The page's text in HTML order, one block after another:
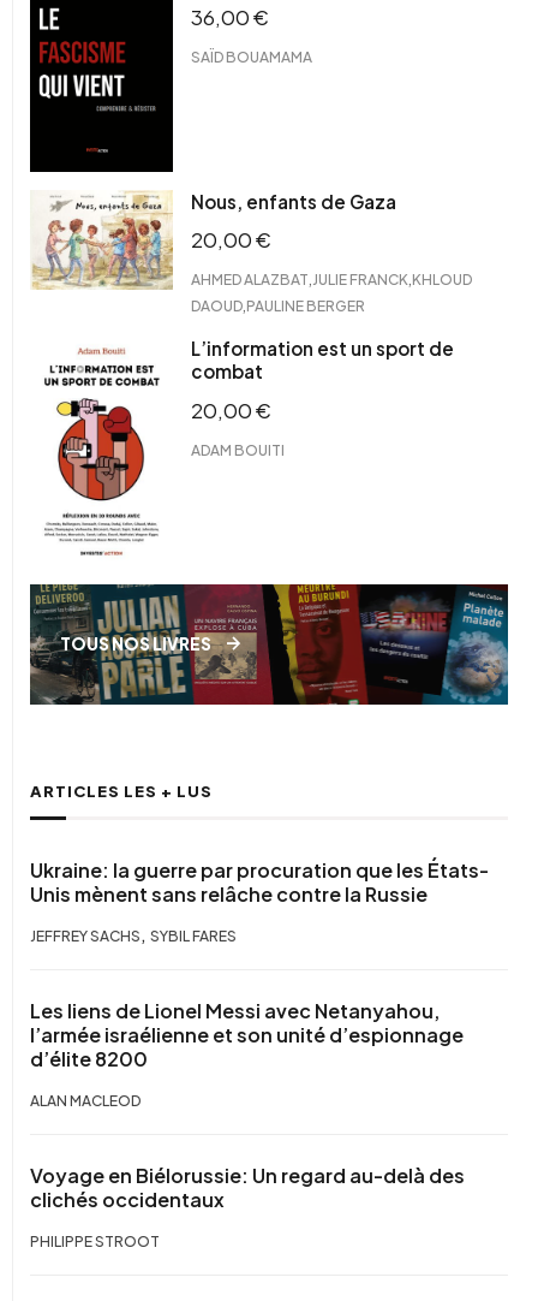
36,00€
SAÏD BOUAMAMA
Nous, enfants de Gaza
20,00€
AHMED ALAZBAT JULIE FRANCK KHLOUD
DAOUD PAULINE BERGER
L’information est un sport de
combat
20,00€
ADAM BOUITI
TOUS NOS LIVRES
ARTICLES LES + LUS
Ukraine: la guerre par procuration que les États-
Unis mènent sans relâche contre la Russie
JEFFREY SACHS , SYBIL FARES
Les liens de Lionel Messi avec Netanyahou,
l’armée israélienne et son unité d’espionnage
d’élite 8200
ALAN MACLEOD
Voyage en Biélorussie: Un regard au-delà des
clichés occidentaux
PHILIPPE STROOT